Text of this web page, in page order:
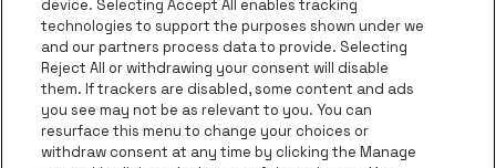
Visitez le site de AFAS Software logo
Visitez le site de Lotto
Visitez le site de
Visitez le site de Trixxo
Visitez le site
device. Selecting Accept All enables tracking
technologies to support the purposes shown under we
and our partners process data to provide. Selecting
Reject All or withdrawing your consent will disable
them. If trackers are disabled, some content and ads
you see may not be as relevant to you. You can
resurface this menu to change your choices or
withdraw consent at any time by clicking the Manage